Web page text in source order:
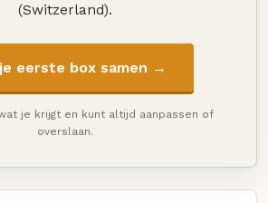
(Switzerland).
eerste box samen →
je krijgt en kunt altijd aanpassen of
overslaan.